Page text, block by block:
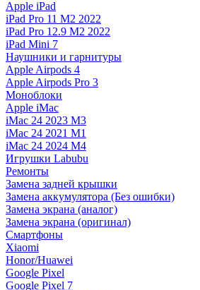
Apple iPad
iPad Pro 11 M2 2022
iPad Pro 12.9 M2 2022
iPad Mini 7
Наушники и гарнитуры
Apple Airpods 4
Apple Airpods Pro 3
Моноблоки
Apple iMac
iMac 24 2023 M3
iMac 24 2021 M1
iMac 24 2024 M4
Игрушки Labubu
Ремонты
Замена задней крышки
Замена аккумулятора (Без ошибки)
Замена экрана (аналог)
Замена экрана (оригинал)
Смартфоны
Xiaomi
Honor/Huawei
Google Pixel
Google Pixel 7